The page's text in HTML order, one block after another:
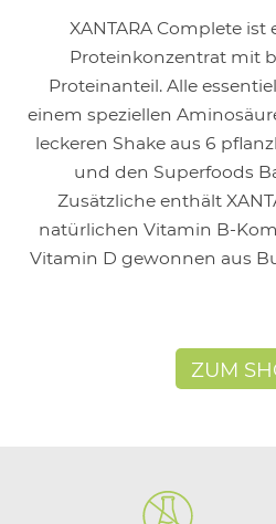
XANTARA Complete ist
Proteinkonzentrat mit
Proteinanteil. Alle
einem speziellen
leckeren Shake aus 6
und den Superfoods
Zusätzliche enthält
natürlichen Vitamin B-
Vitamin D gewonnen aus
ZUM